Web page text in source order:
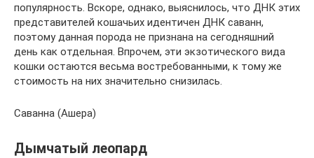
популярность. Вскоре, однако, выяснилось, что ДНК этих
представителей кошачьих идентичен ДНК саванн,
поэтому данная порода не признана на сегодняшний
день как отдельная. Впрочем, эти экзотического вида
кошки остаются весьма востребованными, к тому же
стоимость на них значительно снизилась.
Саванна (Ашера)
Дымчатый леопард